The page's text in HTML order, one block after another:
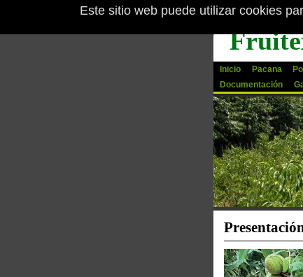
Inicio Pacana
Documentación
Este sitio web puede utilizar cookies